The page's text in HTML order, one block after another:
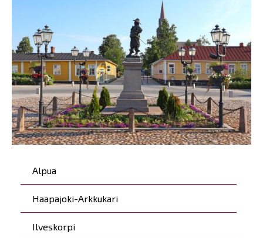
Päävalikko
Alpua
Haapajoki-Arkkukari
Ilveskorpi